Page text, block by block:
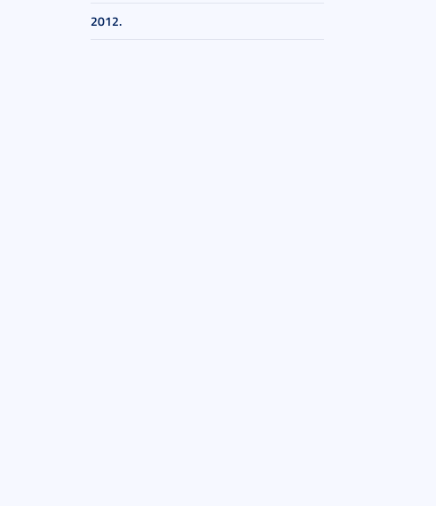
2012.